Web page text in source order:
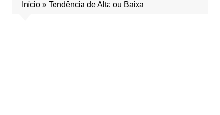
Início» Tendência de Alta ou Baixa